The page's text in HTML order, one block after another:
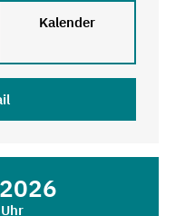
Kalender